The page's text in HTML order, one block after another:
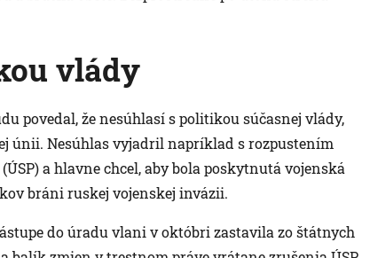
vlády
povedal, že nesúhlasí s politikou súčasnej vlády,
únii. Nesúhlas vyjadril napríklad s rozpustením
a hlavne chcel, aby bola poskytnutá vojenská
bráni ruskej vojenskej invázii.
do úradu vlani v októbri zastavila zo štátnych